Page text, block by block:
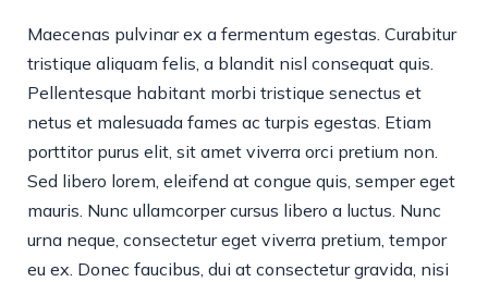
Maecenas pulvinar ex a fermentum egestas. Curabitur
tristique aliquam felis, a blandit nisl consequat quis.
Pellentesque habitant morbi tristique senectus et
netus et malesuada fames ac turpis egestas. Etiam
porttitor purus elit, sit amet viverra orci pretium non.
Sed libero lorem, eleifend at congue quis, semper eget
mauris. Nunc ullamcorper cursus libero a luctus. Nunc
urna neque, consectetur eget viverra pretium, tempor
eu ex. Donec faucibus, dui at consectetur gravida, nisi